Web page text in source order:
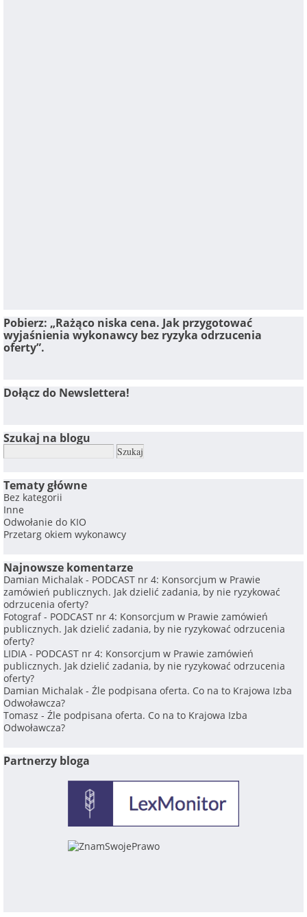
Pobierz: „Rażąco niska cena. Jak przygotować
wyjaśnienia wykonawcy bez ryzyka odrzucenia
oferty”.
Dołącz do Newslettera!
Szukaj na blogu
Tematy główne
Bez kategorii
Inne
Odwołanie do KIO
Przetarg okiem wykonawcy
Najnowsze komentarze
Damian Michalak - PODCAST nr 4: Konsorcjum w Prawie
zamówień publicznych. Jak dzielić zadania, by nie ryzykować
odrzucenia oferty?
Fotograf- PODCAST nr 4: Konsorcjum w Prawie zamówień
publicznych. Jak dzielić zadania, by nie ryzykować odrzucenia
oferty?
LIDIA - PODCAST nr 4: Konsorcjum w Prawie zamówień
publicznych. Jak dzielić zadania, by nie ryzykować odrzucenia
oferty?
Damian Michalak - Źle podpisana oferta. Co na to Krajowa Izba
Odwoławcza?
Tomasz - Źle podpisana oferta. Co na to Krajowa Izba
Odwoławcza?
Partnerzy bloga